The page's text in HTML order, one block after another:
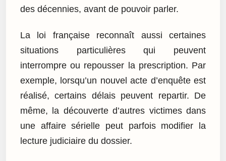
des décennies, avant de pouvoir parler.
La loi française reconnaît aussi certaines
situations particulières qui peuvent
interrompre ou repousser la prescription. Par
exemple, lorsqu’un nouvel acte d’enquête est
réalisé, certains délais peuvent repartir. De
même, la découverte d’autres victimes dans
une affaire sérielle peut parfois modifier la
lecture judiciaire du dossier.